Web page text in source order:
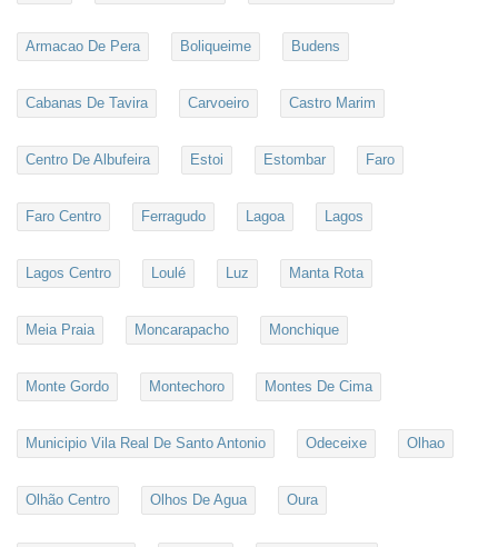
Armacao De Pera Boliqueime Budens
Cabanas De Tavira Carvoeiro Castro Marim
Centro De Albufeira Estoi Estombar Faro
Faro Centro Ferragudo Lagoa Lagos
Lagos Centro Loulé Luz Manta Rota
Meia Praia Moncarapacho Monchique
Monte Gordo Montechoro Montes De Cima
Municipio Vila Real De Santo Antonio Odeceixe Olhao
Olhão Centro Olhos De Agua Oura